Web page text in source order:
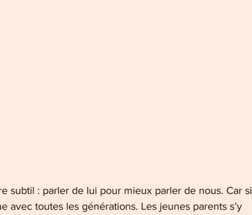
subtil : parler de lui pour mieux parler de nous. Car si
avec toutes les générations. Les jeunes parents s’y